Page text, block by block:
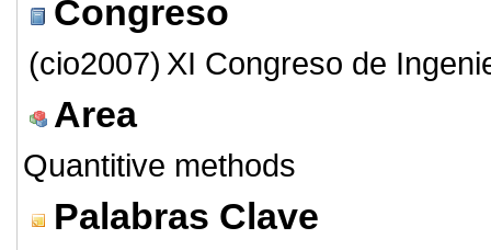
Congreso
(cio2007) XI Congreso de
Area
Quantitive methods
Palabras Clave